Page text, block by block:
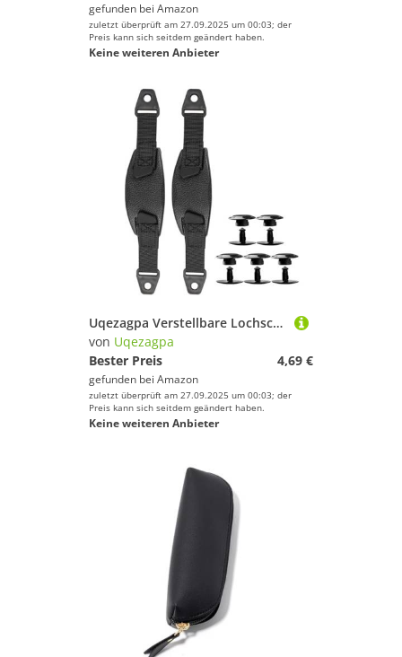
gefunden bei Amazon
zuletzt überprüft am 27.09.2025 um 00:03; der
Preis kann sich seitdem geändert haben.
Keine weiteren Anbieter
Uqezagpa Verstellbare Lochschuh Rückengurt Mode Strandruhrschuhe Sandalen Abnehmbare Schnürsenkel Einfach Zu Installierbare Strandschuhe
von Uqezagpa
Bester Preis
4,69 €
gefunden bei Amazon
zuletzt überprüft am 27.09.2025 um 00:03; der
Preis kann sich seitdem geändert haben.
Keine weiteren Anbieter